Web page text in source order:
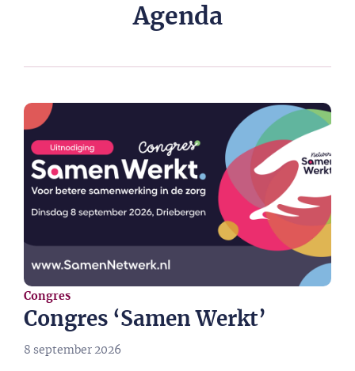
Agenda
Congres
Congres ‘Samen Werkt’
8 september 2026